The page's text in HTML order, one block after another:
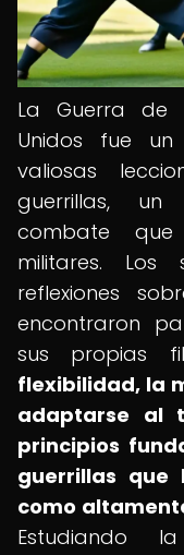
La Guerra de
Unidos fue
valiosas
guerrillas,
combate
militares. Los
reflexiones
encontraron
sus propias
flexibilidad, la
adaptarse al
principios
guerrillas que
como
Estudiando